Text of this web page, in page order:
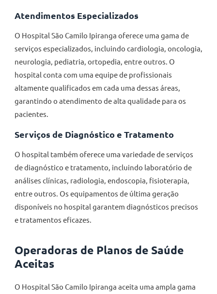
Atendimentos Especializados
O Hospital São Camilo Ipiranga oferece uma gama de
serviços especializados, incluindo cardiologia, oncologia,
neurologia, pediatria, ortopedia, entre outros. O
hospital conta com uma equipe de profissionais
altamente qualificados em cada uma dessas áreas,
garantindo o atendimento de alta qualidade para os
pacientes.
Serviços de Diagnóstico e Tratamento
O hospital também oferece uma variedade de serviços
de diagnóstico e tratamento, incluindo laboratório de
análises clínicas, radiologia, endoscopia, fisioterapia,
entre outros. Os equipamentos de última geração
disponíveis no hospital garantem diagnósticos precisos
e tratamentos eficazes.
Operadoras de Planos de Saúde
Aceitas
O Hospital São Camilo Ipiranga aceita uma ampla gama